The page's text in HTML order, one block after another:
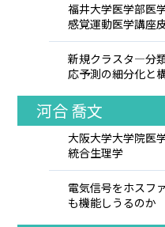
福井大学医学部医
感覚運動医学講座
新規クラスタ―分
応予測の細分化と
河合 喬文
大阪大学大学院医
統合生理学
電気信号をホスフ
も機能しうるのか